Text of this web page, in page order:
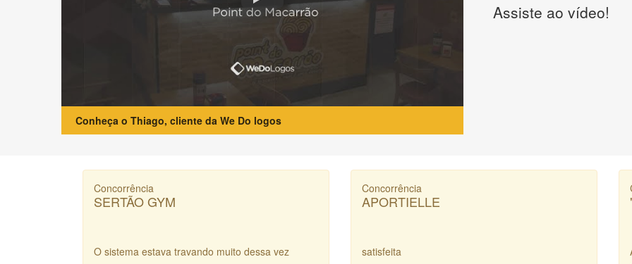
Conheça o Thiago, cliente da We Do logos
Assiste ao vídeo!
Concorrência
SERTÃO GYM
O sistema estava travando muito dessa vez
Concorrência
APORTIELLE
satisfeita